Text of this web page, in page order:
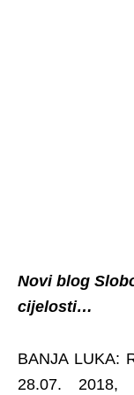
Novi blog
cijelosti…
BANJA LUKA:
28.07.